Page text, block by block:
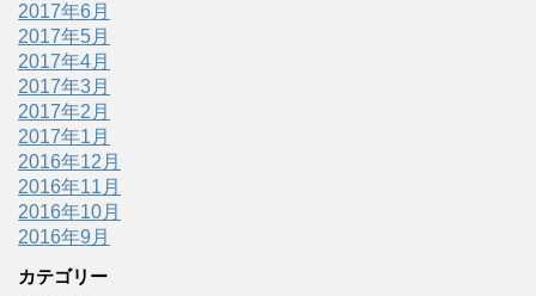
2017年6月
2017年5月
2017年4月
2017年3月
2017年2月
2017年1月
2016年12月
2016年11月
2016年10月
2016年9月
カテゴリー